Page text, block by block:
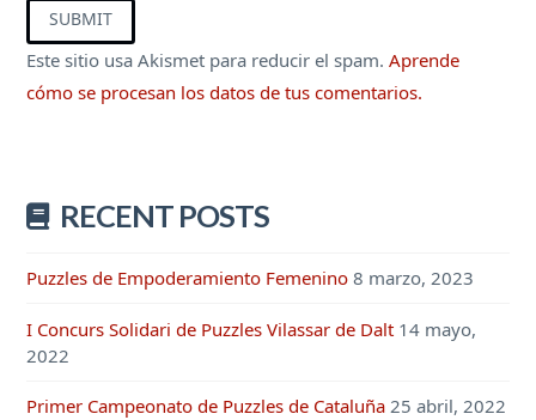
Este sitio usa Akismet para reducir el spam.Aprende
cómo se procesan los datos de tus comentarios.
RECENT POSTS
Puzzles de Empoderamiento Femenino 8 marzo, 2023
I Concurs Solidari de Puzzles Vilassar de Dalt 14 mayo,
2022
Primer Campeonato de Puzzles de Cataluña 25 abril, 2022